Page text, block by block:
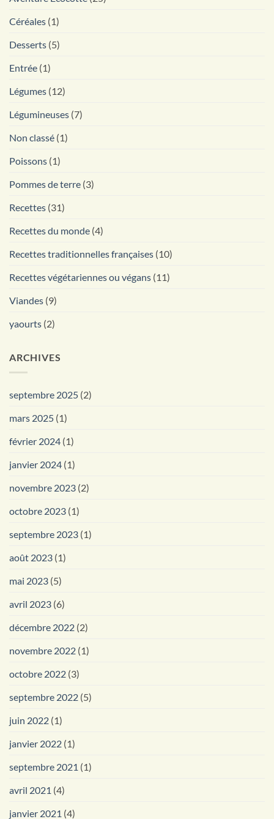
Céréales (1)
Desserts (5)
Entrée (1)
Légumes (12)
Légumineuses (7)
Non classé (1)
Poissons (1)
Pommes de terre (3)
Recettes (31)
Recettes du monde (4)
Recettes traditionnelles françaises (10)
Recettes végétariennes ou végans (11)
Viandes (9)
yaourts (2)
ARCHIVES
septembre 2025 (2)
mars 2025 (1)
février 2024 (1)
janvier 2024 (1)
novembre 2023 (2)
octobre 2023 (1)
septembre 2023 (1)
août 2023 (1)
mai 2023 (5)
avril 2023 (6)
décembre 2022 (2)
novembre 2022 (1)
octobre 2022 (3)
septembre 2022 (5)
juin 2022 (1)
janvier 2022 (1)
septembre 2021 (1)
avril 2021 (4)
janvier 2021 (4)